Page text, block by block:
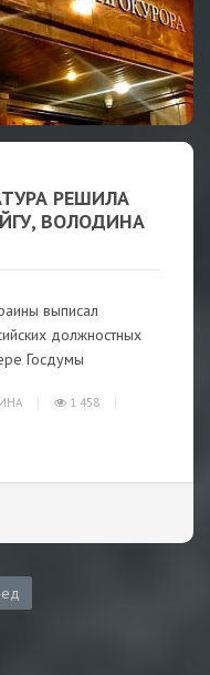
РЕШИЛА
ВОЛОДИНА
выписал
должностных
Госдумы
1 458